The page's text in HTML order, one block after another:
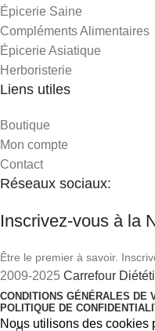
Épicerie Saine
Compléments Alimentaires
Épicerie Asiatique
Herboristerie
Liens utiles
Boutique
Mon compte
Contact
Réseaux sociaux:
Inscrivez-vous à la
Être le premier à savoir.
2009-2025 Carrefour
CONDITIONS GÉNÉRALES DE
POLITIQUE DE
Nous utilisons des cookies